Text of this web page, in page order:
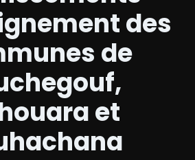
des
de
et